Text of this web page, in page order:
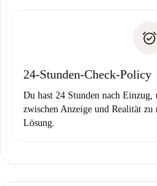
24-Stunden-Check-Policy
Du hast 24 Stunden nach
zwischen Anzeige und Realität
Lösung.